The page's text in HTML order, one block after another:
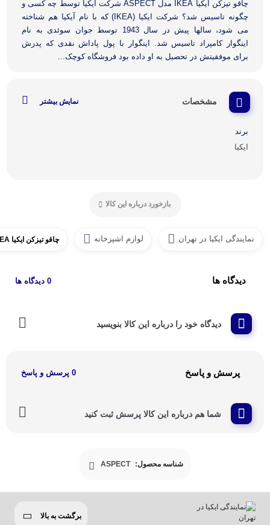
چاقو تیزکن ایکیا IKEA مدل ASPECT شرکت ایکیا توسط چه کسی و
چگونه تاسیس شد؟ شرکت ایکیا (IKEA) که با نام آیکیا هم شناخته
می شود، سالها پیش در سال 1943 توسط جوان سوئدی به نام
اینگوار کامپراد تاسیس شد. اینگوار با پول پاداش نقدی که پدرش
برای موفقیتش در تحصیل به او داده بود فروشگاه کوچک...
مشخصات نمایش بیشتر
برند
ایکیا
بازخورد درباره این کالا
نمایندگی ایکیا در تهران لوازم اشپزخانه چاقو تیزکن ایکیا IKEA مدل ASPECT
دیدگاه ها 0 دیدگاه ها
دیدگاه خود را درباره این کالا بنویسید
پرسش و پاسخ 0 پرسش و پاسخ
شما هم درباره این کالا پرسش ثبت کنید
شناسه محصول: ASPECT
برگشت به بالا